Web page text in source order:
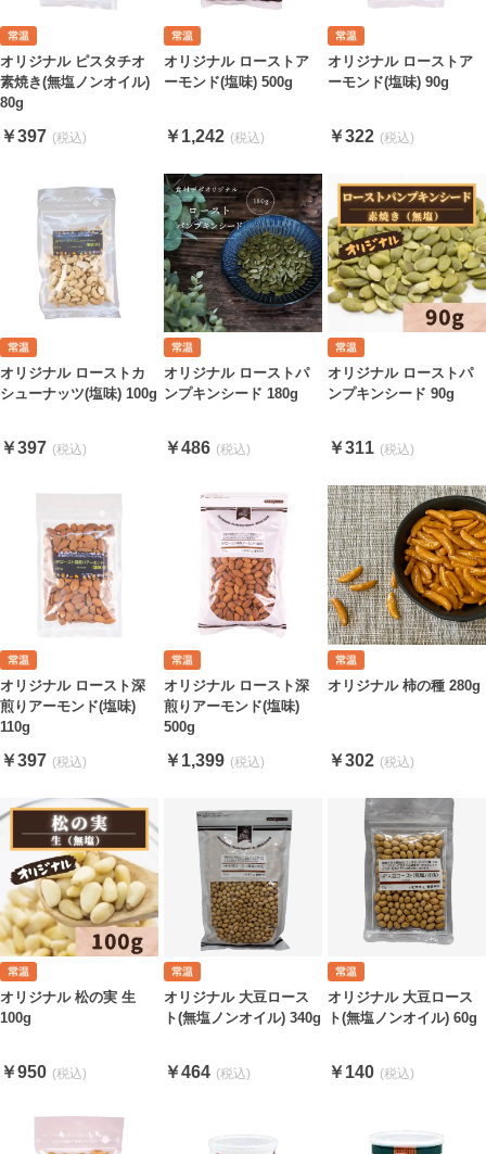
オリジナル ピスタチオ
素焼き(無塩ノンオイル)
80g
￥397
オリジナル ローストア
ーモンド(塩味) 500g
￥1,242
オリジナル ローストア
ーモンド(塩味) 90g
￥322
オリジナル ローストカ
シューナッツ(塩味) 100g
￥397
オリジナル ローストパ
ンプキンシード 180g
￥486
オリジナル ローストパ
ンプキンシード 90g
￥311
オリジナル ロースト深
煎りアーモンド(塩味)
110g
￥397
オリジナル ロースト深
煎りアーモンド(塩味)
500g
￥1,399
オリジナル 柿の種 280g
￥302
オリジナル 松の実 生
100g
￥950
オリジナル 大豆ロース
ト(無塩ノンオイル) 340g
￥464
オリジナル 大豆ロース
ト(無塩ノンオイル) 60g
￥140